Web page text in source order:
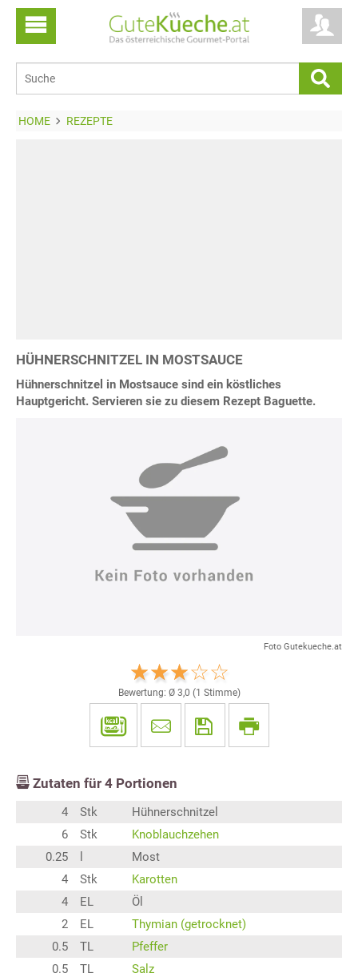
HOME REZEPTE
HÜHNERSCHNITZEL IN MOSTSAUCE
Hühnerschnitzel in Mostsauce sind ein köstliches
Hauptgericht. Servieren sie zu diesem Rezept Baguette.
Foto Gutekueche.at
Bewertung: Ø 3,0 (1 Stimme)
Zutaten für 4 Portionen
4 Stk
Hühnerschnitzel
6
Stk
Knoblauchzehen
0.25
Most
4
Stk
Karotten
4
EL
Öl
2
EL
Thymian (getrocknet)
0.5
TL
Pfeffer
0.5
TL Salz